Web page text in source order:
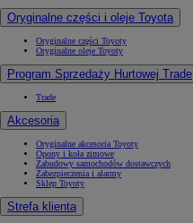
Oryginalne części i oleje Toyota
Oryginalne części Toyoty
Oryginalne oleje Toyoty
Program Sprzedaży Hurtowej Trade
Trade
Akcesoria
Oryginalne akcesoria Toyoty
Opony i koła zimowe
Zabudowy samochodów dostawczych
Zabezpieczenia i alarmy
Sklep Toyoty
Strefa klienta